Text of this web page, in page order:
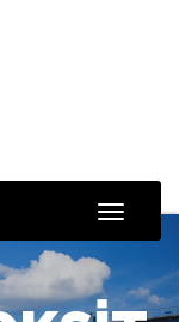
Toggle